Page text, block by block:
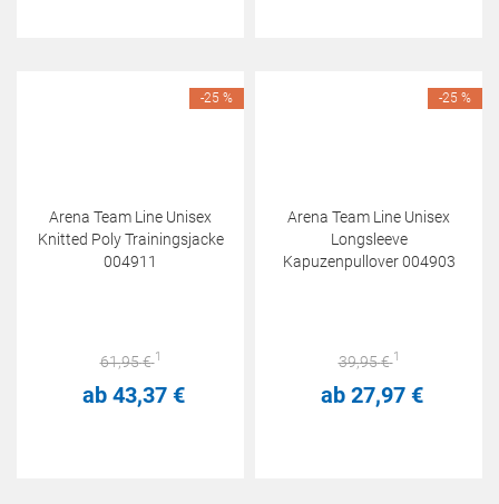
Arena Team Line Unisex
Knitted Poly Trainingsjacke
004911
61,95€ 1
ab 43,37 €
-25 %
Arena Team Line Unisex
Longsleeve
Kapuzenpullover 004903
39,95€ 1
ab 27,97 €
-25 %